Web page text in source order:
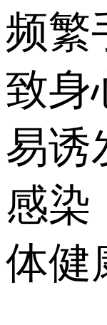
频繁
致身
易诱
感染
体健